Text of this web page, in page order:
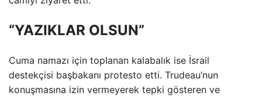
“YAZIKLAR OLSUN”
Cuma namazı için toplanan kalabalık ise İsrail
destekçisi başbakanı protesto etti. Trudeau’nun
konuşmasına izin vermeyerek tepki gösteren ve